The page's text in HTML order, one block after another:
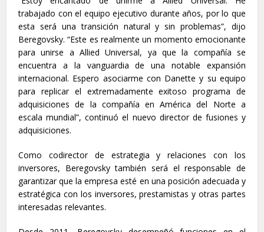
trabajado con el equipo ejecutivo durante años, por lo que
esta será una transición natural y sin problemas”, dijo
Beregovsky. “Este es realmente un momento emocionante
para unirse a Allied Universal, ya que la compañía se
encuentra a la vanguardia de una notable expansión
internacional. Espero asociarme con Danette y su equipo
para replicar el extremadamente exitoso programa de
adquisiciones de la compañía en América del Norte a
escala mundial”, continuó el nuevo director de fusiones y
adquisiciones.
Como codirector de estrategia y relaciones con los
inversores, Beregovsky también será el responsable de
garantizar que la empresa esté en una posición adecuada y
estratégica con los inversores, prestamistas y otras partes
interesadas relevantes.